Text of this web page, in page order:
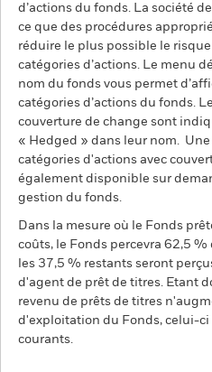
d’actions du fonds. La société
ce que des procédures
réduire le plus possible le
catégories d’actions. Le menu
nom du fonds vous permet
catégories d’actions du fonds.
couverture de change sont
« Hedged » dans leur nom.
catégories d'actions avec
également disponible sur
gestion du fonds.
Dans la mesure où le Fonds
coûts, le Fonds percevra 62,5
les 37,5 % restants seront
d'agent de prêt de titres. Etant
revenu de prêts de titres
d'exploitation du Fonds, celui-
courants.